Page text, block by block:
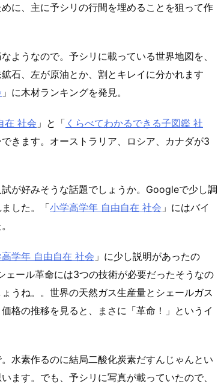
に、主に予シリの行間を埋めることを狙って作
ようなので。予シリに載っている世界地図を、
石、左が原油とか、割とキレイに分かれます
」に木材ランキングを発見。
在 社会 」と「 くらべてわかるできる子図鑑 社
きます。オーストラリア、ロシア、カナダが3
が好みそうな話題でしょうか。Googleで少し調
した。「小学高学年 自由自在 社会 」にはバイ
学年 自由自在 社会 」に少し説明があったの
ール革命には3つの技術が必要だったそうなの
うね。。世界の天然ガス生産量とシェールガス
格の推移を見ると、まさに「革命！」というイ
水素作るのに結局二酸化炭素だすんじゃんとい
ます。でも、予シリに写真が載っていたので、